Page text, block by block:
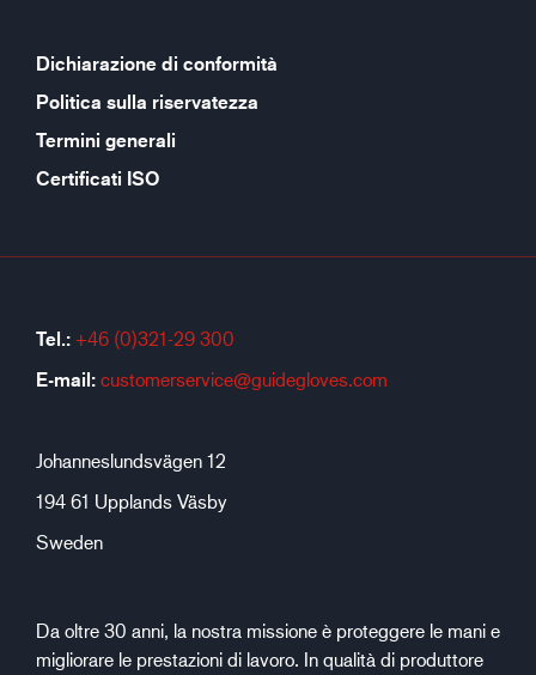
Dichiarazione di conformità
Politica sulla riservatezza
Termini generali
Certificati ISO
Tel.: +46 (0)321-29 300
E-mail: customerservice@guidegloves.com
Johanneslundsvägen 12
194 61 Upplands Väsby
Sweden
Da oltre 30 anni, la nostra missione è proteggere le mani e
migliorare le prestazioni di lavoro. In qualità di produttore